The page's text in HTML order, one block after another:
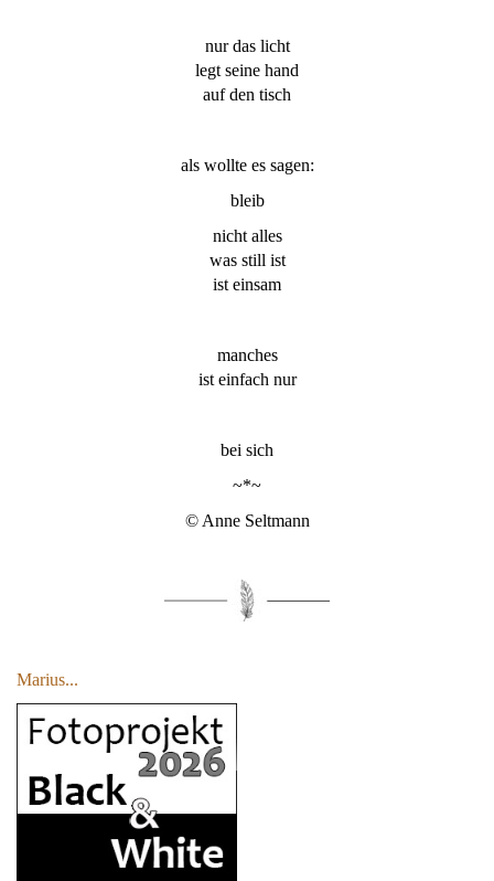
nur das licht
legt seine hand
auf den tisch
als wollte es sagen:
bleib
nicht alles
was still ist
ist einsam
manches
ist einfach nur
bei sich
~*~
© Anne Seltmann
Marius...